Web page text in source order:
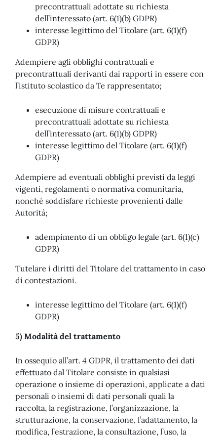
precontrattuali adottate su richiesta
dell’interessato (art. 6(1)(b) GDPR)
interesse legittimo del Titolare (art. 6(1)(f)
GDPR)
Adempiere agli obblighi contrattuali e
precontrattuali derivanti dai rapporti in essere con
l’istituto scolastico da Te rappresentato;
esecuzione di misure contrattuali e
precontrattuali adottate su richiesta
dell’interessato (art. 6(1)(b) GDPR)
interesse legittimo del Titolare (art. 6(1)(f)
GDPR)
Adempiere ad eventuali obblighi previsti da leggi
vigenti, regolamenti o normativa comunitaria,
nonché soddisfare richieste provenienti dalle
Autorità;
adempimento di un obbligo legale (art. 6(1)(c)
GDPR)
Tutelare i diritti del Titolare del trattamento in caso
di contestazioni.
interesse legittimo del Titolare (art. 6(1)(f)
GDPR)
5) Modalità del trattamento
In ossequio all’art. 4 GDPR, il trattamento dei dati
effettuato dal Titolare consiste in qualsiasi
operazione o insieme di operazioni, applicate a dati
personali o insiemi di dati personali quali la
raccolta, la registrazione, l’organizzazione, la
strutturazione, la conservazione, l’adattamento, la
modifica, l’estrazione, la consultazione, l’uso, la